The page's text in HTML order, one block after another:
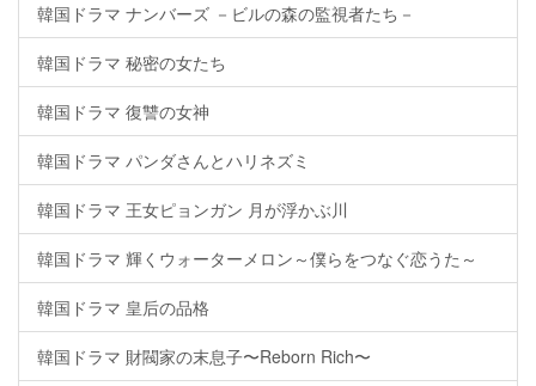
韓国ドラマ ナンバーズ －ビルの森の監視者たち－
韓国ドラマ 秘密の女たち
韓国ドラマ 復讐の女神
韓国ドラマ パンダさんとハリネズミ
韓国ドラマ 王女ピョンガン 月が浮かぶ川
韓国ドラマ 輝くウォーターメロン～僕らをつなぐ恋うた～
韓国ドラマ 皇后の品格
韓国ドラマ 財閥家の末息子〜Reborn Rich〜